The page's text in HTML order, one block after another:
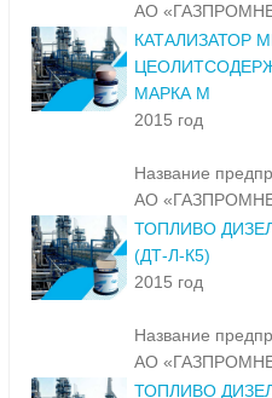
АО
КАТАЛИЗАТОР
МАРКА М
2015 год
Название
АО
ТОПЛИВО
(ДТ-Л-К5)
2015 год
Название
АО
ТОПЛИВО